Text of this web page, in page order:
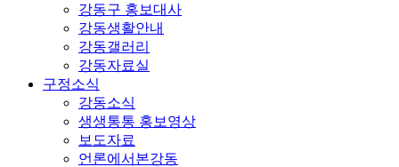
강동구 홍보대사
강동생활안내
강동갤러리
강동자료실
구정소식
강동소식
생생통통 홍보영상
보도자료
언론에서본강동